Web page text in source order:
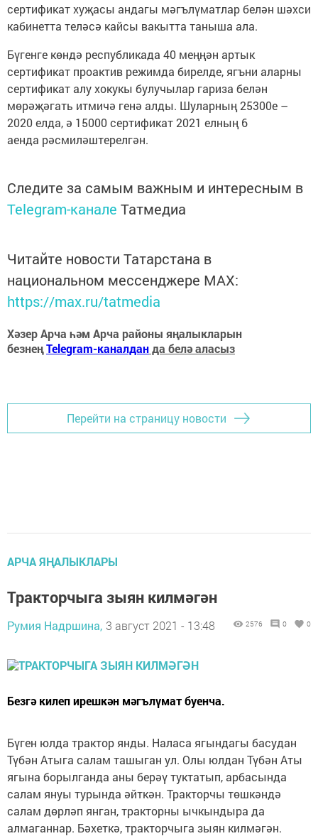
сертификат хуҗасы андагы мәгълүматлар белән шәхси
кабинетта теләсә кайсы вакытта таныша ала.
Бүгенге көндә республикада 40 меңңән артык
сертификат проактив режимда бирелде, ягъни аларны
сертификат алу хокукы булучылар гариза белән
мөрәҗәгать итмичә генә алды. Шуларның 25300е –
2020 елда, ә 15000 сертификат 2021 елның 6
аенда рәсмиләштерелгән.
Следите за самым важным и интересным в
Telegram-канале Татмедиа
Читайте новости Татарстана в
национальном мессенджере MАХ:
https://max.ru/tatmedia
Хәзер Арча һәм Арча районы яңалыкларын
безнеңTelegram-каналданда белә аласыз
Перейти на страницу новости
АРЧА ЯҢАЛЫКЛАРЫ
Тракторчыга зыян килмәгән
Румия Надршина, 3 август 2021 - 13:48 2576 0 0
Безгә килеп ирешкән мәгълүмат буенча.
Бүген юлда трактор янды. Наласа ягындагы басудан
Түбән Атыга салам ташыган ул. Олы юлдан Түбән Аты
ягына борылганда аны берәү туктатып, арбасында
салам януы турында әйткән. Тракторчы төшкәндә
салам дөрләп янган, тракторны ычкындыра да
алмаганнар. Бәхеткә, тракторчыга зыян килмәгән.